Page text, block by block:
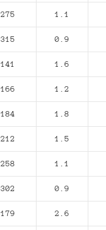
275 1.1
315 0.9
141 1.6
166 1.2
184 1.8
212 1.5
258 1.1
302 0.9
179 2.6